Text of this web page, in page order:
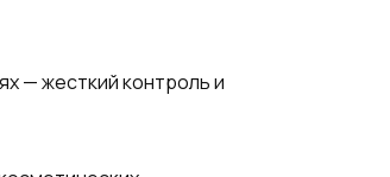
— жесткий контроль и